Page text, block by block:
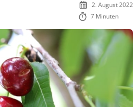
2. August 2022
7 Minuten